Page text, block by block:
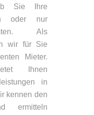
Sie Ihre
oder nur
Als
wir für Sie
Mieter.
Ihnen
in
kennen den
ermitteln